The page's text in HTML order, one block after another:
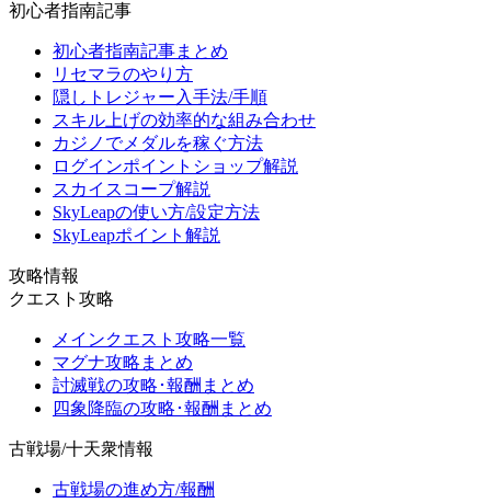
初心者指南記事
初心者指南記事まとめ
リセマラのやり方
隠しトレジャー入手法/手順
スキル上げの効率的な組み合わせ
カジノでメダルを稼ぐ方法
ログインポイントショップ解説
スカイスコープ解説
SkyLeapの使い方/設定方法
SkyLeapポイント解説
攻略情報
クエスト攻略
メインクエスト攻略一覧
マグナ攻略まとめ
討滅戦の攻略･報酬まとめ
四象降臨の攻略･報酬まとめ
古戦場/十天衆情報
古戦場の進め方/報酬